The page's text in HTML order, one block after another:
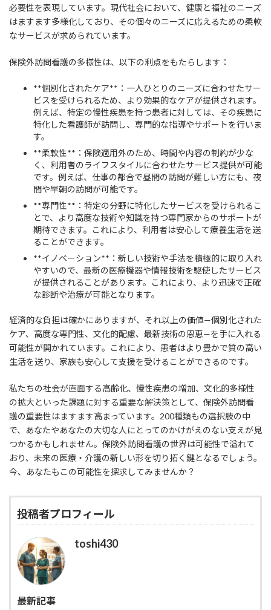
必要性を表現しています。現代社会において、健康と福祉のニーズ
はますます多様化しており、その個々のニーズに応えるための柔軟
なサービスが求められています。
保険外訪問看護の多様性は、以下の利点をもたらします：
**個別化されたケア**：一人ひとりのニーズに合わせたサー
ビスを受けられるため、より効果的なケアが提供されます。
例えば、特定の慢性疾患を持つ患者に対しては、その疾患に
特化した看護師が訪問し、専門的な指導やサポートを行いま
す。
**柔軟性**：保険適用外のため、時間や内容の制約が少な
く、利用者のライフスタイルに合わせたサービス提供が可能
です。例えば、仕事の都合で昼間の訪問が難しい方にも、夜
間や早朝の訪問が可能です。
**専門性**：特定の分野に特化したサービスを受けられるこ
とで、より高度な技術や知識を持つ専門家からのサポートが
期待できます。これにより、利用者は安心して療養生活を送
ることができます。
**イノベーション**：新しい技術や手法を積極的に取り入れ
やすいので、最新の医療機器や情報技術を駆使したサービス
が提供されることがあります。これにより、より迅速で正確
な診断や治療が可能となります。
経済的な負担は確かにありますが、それ以上の価値—個別化された
ケア、高度な専門性、文化的配慮、最新技術の恩恵—を手に入れる
可能性が開かれています。これにより、患者はより豊かで質の高い
生活を送り、家族も安心して支援を受けることができるのです。
私たちの社会が直面する高齢化、慢性疾患の増加、文化的多様性
の拡大といった課題に対する重要な解決策として、保険外訪問看
護の重要性はますます高まっています。200種類もの選択肢の中
で、あなたやあなたの大切な人にとってのかけがえのない支えが見
つかるかもしれません。保険外訪問看護の世界は可能性で溢れて
おり、未来の医療・介護の新しい形を切り拓く鍵となるでしょう。
今、あなたもこの可能性を探求してみませんか？
投稿者プロフィール
toshi430
最新記事